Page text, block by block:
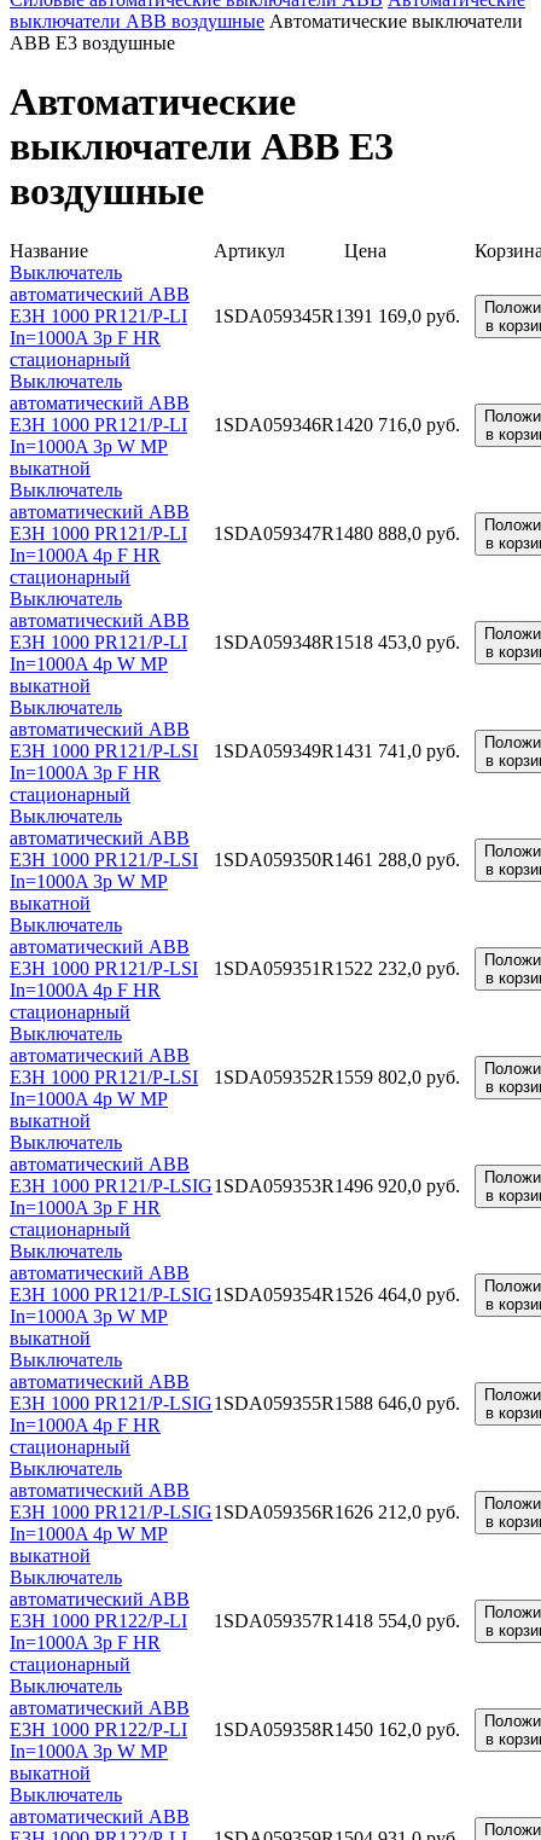
выключатели ABB воздушные Автоматические выключатели
ABB E3 воздушные
Автоматические
выключатели ABB E3
воздушные
Название Артикул Цена
Выключатель
автоматический ABB
E3H 1000 PR121/P-LI
In=1000A 3p F HR
стационарный
1SDA059345R1391 169,0 руб.
в
Выключатель
автоматический ABB
E3H 1000 PR121/P-LI
In=1000A 3p W MP
выкатной
1SDA059346R1420 716,0 руб.
в
Выключатель
автоматический ABB
E3H 1000 PR121/P-LI
In=1000A 4p F HR
стационарный
1SDA059347R1480 888,0 руб.
в
Выключатель
автоматический ABB
E3H 1000 PR121/P-LI
In=1000A 4p W MP
выкатной
1SDA059348R1 518 453,0 руб.
в
Выключатель
автоматический ABB
E3H 1000 PR121/P-LSI
In=1000A 3p F HR
стационарный
1SDA059349R1431 741,0 руб.
в
Выключатель
автоматический ABB
E3H 1000 PR121/P-LSI
In=1000A 3p W MP
выкатной
1SDA059350R1461 288,0 руб.
в
Выключатель
автоматический ABB
E3H 1000 PR121/P-LSI
In=1000A 4p F HR
стационарный
1SDA059351R1 522 232,0 руб.
в
Выключатель
автоматический ABB
E3H 1000 PR121/P-LSI
In=1000A 4p W MP
выкатной
1SDA059352R1 559 802,0 руб.
в
Выключатель
автоматический ABB
E3H 1000 PR121/P-LSIG
In=1000A 3p F HR
стационарный
1SDA059353R1496 920,0 руб.
в
Выключатель
автоматический ABB
E3H 1000 PR121/P-LSIG
In=1000A 3p W MP
выкатной
1SDA059354R1 526 464,0 руб.
в
Выключатель
автоматический ABB
E3H 1000 PR121/P-LSIG
In=1000A 4p F HR
стационарный
1SDA059355R1 588 646,0 руб.
в
Выключатель
автоматический ABB
E3H 1000 PR121/P-LSIG
In=1000A 4p W MP
выкатной
1SDA059356R1626 212,0 руб.
в
Выключатель
автоматический ABB
E3H 1000 PR122/P-LI
In=1000A 3p F HR
стационарный
1SDA059357R1418 554,0 руб.
в
Выключатель
автоматический ABB
E3H 1000 PR122/P-LI
In=1000A 3p W MP
выкатной
1SDA059358R1450 162,0 руб.
в
Выключатель
автоматический ABB